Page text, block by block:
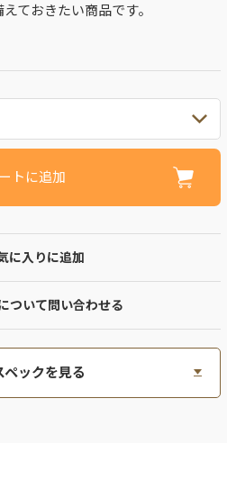
ておきたい商品です。
トに追加
に入りに追加
ついて問い合わせる
ペックを見る